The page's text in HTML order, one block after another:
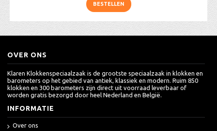
BESTELLEN
OVER ONS
Klaren Klokkenspeciaalzaak is de grootste speciaalzaak in klokken en
barometers op het gebied van antiek, klassiek en modern. Ruim 850
klokken en 300 barometers zijn direct uit voorraad leverbaar of
worden gratis bezorgd door heel Nederland en België.
INFORMATIE
Over ons